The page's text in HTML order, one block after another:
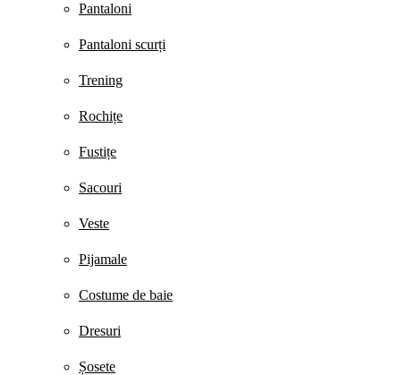
Pantaloni
Pantaloni scurți
Trening
Rochițe
Fustițe
Sacouri
Veste
Pijamale
Costume de baie
Dresuri
Șosete